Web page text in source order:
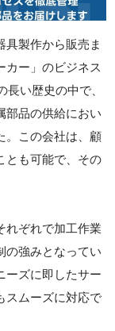
具製作から販売ま
カー」のビジネス
い歴史の中で、
部品の供給におい
。この会社は、顧
とも可能で、その
れぞれで加工作業
の強みとなってい
ーズに即したサー
スムーズに対応で